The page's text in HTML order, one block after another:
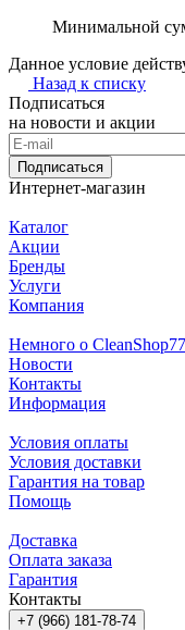
Минимальной
Данное условие
Назад к списку
Подписаться
на новости и акции
Подписаться
Интернет-магазин
Каталог
Акции
Бренды
Услуги
Компания
Немного о CleanShop77
Новости
Контакты
Информация
Условия оплаты
Условия доставки
Гарантия на товар
Помощь
Доставка
Оплата заказа
Гарантия
Контакты
+7 (966) 181-78-74